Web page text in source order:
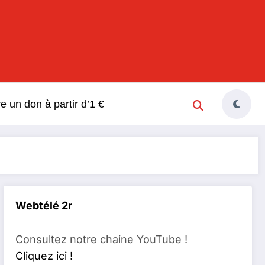
un don à partir d’1 €
Webtélé 2r
Consultez notre chaine YouTube !
Cliquez ici !